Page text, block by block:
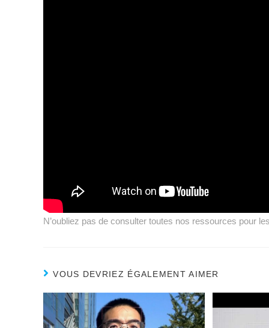
N’oubliez pas de consulter toutes nos ressources pour
VOUS DEVRIEZ ÉGALEMENT AIMER